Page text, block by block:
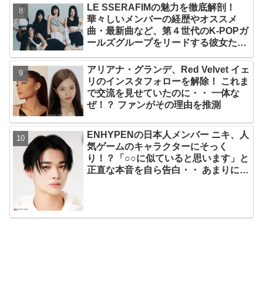
LE SSERAFIMの魅力を徹底解剖！
華々しいメンバーの経歴やオススメ
曲・最新曲など、第４世代のK-POPガ
ールズグループをリードする彼女たち
アリアナ・グランデ、Red Velvet イェ
リのインスタフォローを解除！ これま
で交流を見せていたのに・・ 一体な
ぜ！？ ファンがその理由を推測
ENHYPENの日本人メンバー ニキ、人
気ゲームのキャラクターにそっく
り！？「○○に似ていると思います」と
正直な本音を自ら告白・・ あまりにも